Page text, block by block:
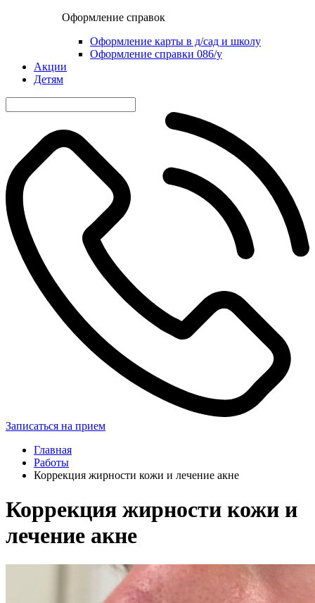
Оформление справок
Оформление карты в д/сад и школу
Оформление справки 086/у
Акции
Детям
Записаться на прием
Главная
Работы
Коррекция жирности кожи и лечение акне
Коррекция жирности кожи и
лечение акне